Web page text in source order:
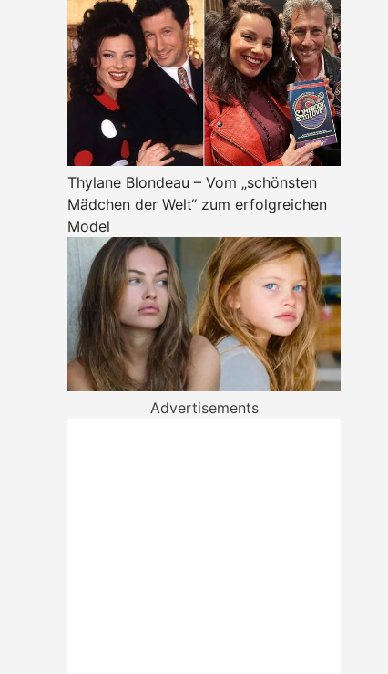
Thylane Blondeau – Vom „schönsten
Mädchen der Welt“ zum erfolgreichen
Model
Advertisements